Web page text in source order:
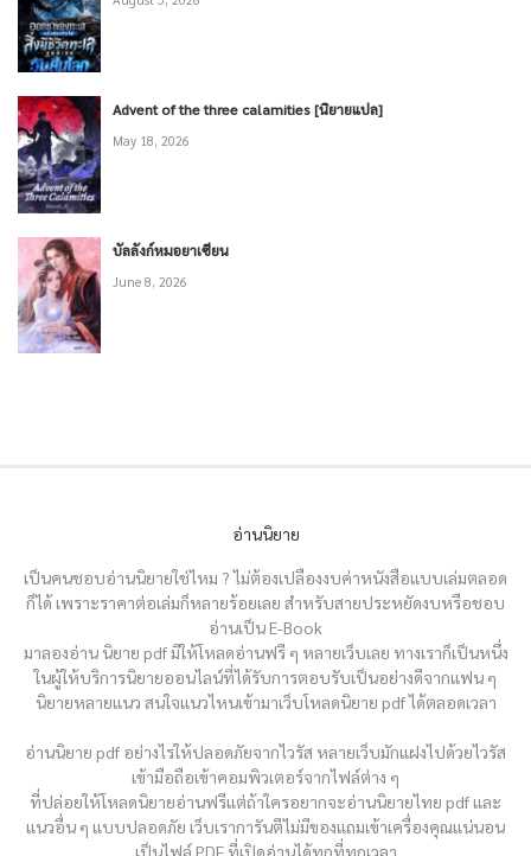
Advent of the three calamities [นิยายแปล]
May 18, 2026
บัลลังก์หมอยาเซียน
June 8, 2026
อ่านนิยาย
เป็นคนชอบอ่านนิยายใช่ไหม ? ไม่ต้องเปลืองงบค่าหนังสือแบบเล่มตลอด
ก็ได้ เพราะราคาต่อเล่มก็หลายร้อยเลย สำหรับสายประหยัดงบหรือชอบ
อ่านเป็น E-Book
มาลองอ่าน นิยาย pdf มีให้โหลดอ่านฟรี ๆ หลายเว็บเลย ทางเราก็เป็นหนึ่ง
ในผู้ให้บริการนิยายออนไลน์ที่ได้รับการตอบรับเป็นอย่างดีจากแฟน ๆ
นิยายหลายแนว สนใจแนวไหนเข้ามาเว็บโหลดนิยาย pdf ได้ตลอดเวลา
อ่านนิยาย pdf อย่างไรให้ปลอดภัยจากไวรัส หลายเว็บมักแฝงไปด้วยไวรัส
เข้ามือถือเข้าคอมพิวเตอร์จากไฟล์ต่าง ๆ
ที่ปล่อยให้โหลดนิยายอ่านฟรีแต่ถ้าใครอยากจะอ่านนิยายไทย pdf และ
แนวอื่น ๆ แบบปลอดภัย เว็บเราการันตีไม่มีของแถมเข้าเครื่องคุณแน่นอน